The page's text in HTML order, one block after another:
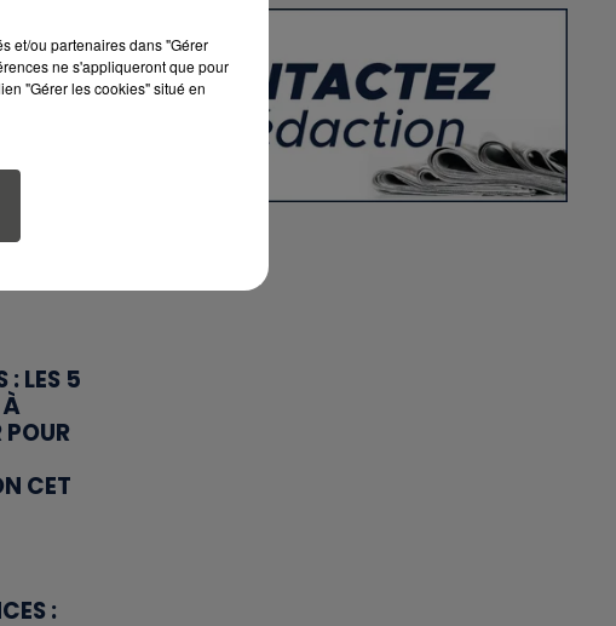
: LES 5
À
CET
:
et/ou partenaires dans "Gérer
ne s'appliqueront que pour
"Gérer les cookies" situé en